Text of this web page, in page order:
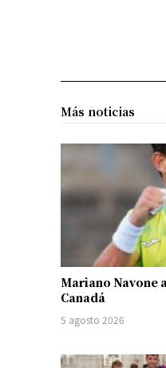
Más noticias
Mariano Navone
Canadá
5 agosto 2026